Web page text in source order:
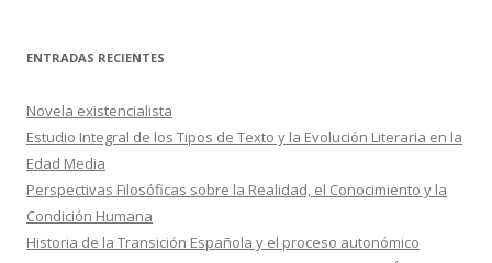
ENTRADAS RECIENTES
Novela existencialista
Estudio Integral de los Tipos de Texto y la Evolución Literaria en la
Edad Media
Perspectivas Filosóficas sobre la Realidad, el Conocimiento y la
Condición Humana
Historia de la Transición Española y el proceso autonómico